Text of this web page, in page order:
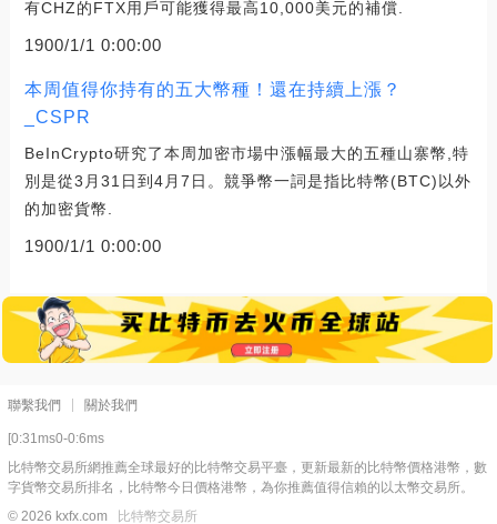
有CHZ的FTX用戶可能獲得最高10,000美元的補償.
1900/1/1 0:00:00
本周值得你持有的五大幣種！還在持續上漲？
_CSPR
BeInCrypto研究了本周加密市場中漲幅最大的五種山寨幣,特
別是從3月31日到4月7日。競爭幣一詞是指比特幣(BTC)以外
的加密貨幣.
1900/1/1 0:00:00
聯繫我們 關於我們
[0:31ms0-0:6ms
比特幣交易所網推薦全球最好的比特幣交易平臺，更新最新的比特幣價格港幣，數
字貨幣交易所排名，比特幣今日價格港幣，為你推薦值得信賴的以太幣交易所。
© 2026 kxfx.com
比特幣交易所